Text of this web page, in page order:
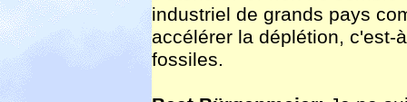
industriel de grands pays
accélérer la déplétion, c'est-
fossiles.